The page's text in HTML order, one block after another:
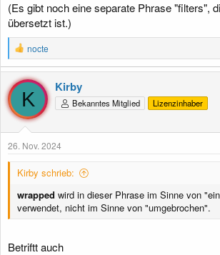
(Es gibt noch eine separate Phrase "filters",
übersetzt ist.)
R
e
a
k
i
o
n
n
nocte
K
Kirby
Bekanntes Mitglied Lizenzinhaber
26. Nov. 2024
Kirby schrieb:
wrapped wird in dieser Phrase im Sinne von
verwendet, nicht im Sinne von "umgebrochen".
Betriftt auch